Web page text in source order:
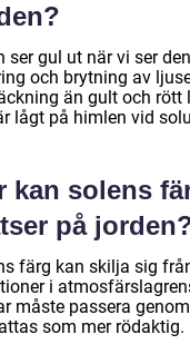
ser gul ut när vi ser
och brytning av
än gult och rött
lågt på himlen vid
kan solens
på
färg kan skilja sig
i
måste passera
som mer rödaktig.